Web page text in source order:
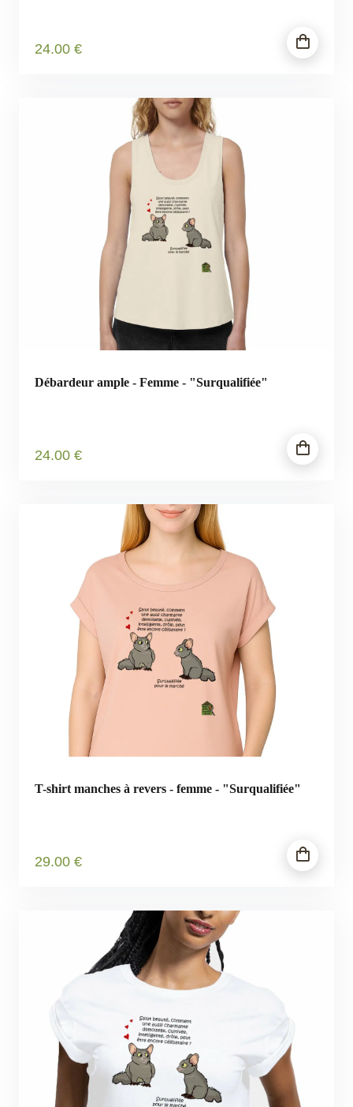
24.00 €
Débardeur ample - Femme - "Surqualifiée"
24.00 €
T-shirt manches à revers - femme - "Surqualifiée"
29.00 €